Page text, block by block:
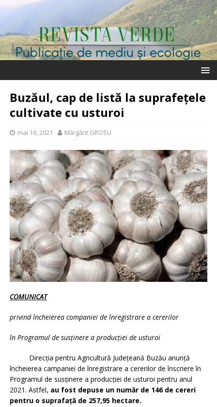
Buzăul, cap de listă la suprafețele
cultivate cu usturoi
mai 19, 2021 Mărgărit GROSU
COMUNICAT
privind încheierea companiei de înregistrare a cererilor
în Programul de susținere a producției de usturoi
Direcția pentru Agricultură Județeană Buzău anunță
încheierea campaniei de înregistrare a cererilor de înscriere în
Programul de susținere a producției de usturoi pentru anul
2021. Astfel, au fost depuse un număr de 146 de cereri
pentru o suprafață de 257,95 hectare.